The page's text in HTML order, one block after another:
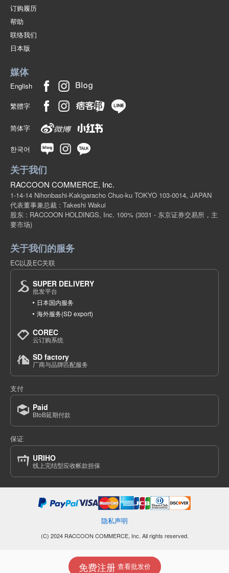
免费注册查看批发价
订购履历
帮助
联络我们
日本版
媒体
English
繁體字
简体字
한국어
关于我们
RACCOON COMMERCE, Inc.
1-14-14 Nihonbashi-Kakigaracho Chuo-ku TOKYO 103-0014, JAPAN
代表董事兼总裁 : Takeshi Wakui
股东 : RACCOON HOLDINGS, Inc. 100% (3031 - 东京证券交易所，主
要市场)
关于我们的服务
EC以及EC关联
SUPER DELIVERY
批发平台
日本国内服务
海外服务(SD export)
COREC
云订购系统
SD factory
厂商与品牌匹配服务
支付
Paid
BtoB延期付款
保证
URIHO
线上完结型应收帐款担保
隐私声明
(C) 2024 RACCOON COMMERCE, Inc. All rights reserved.